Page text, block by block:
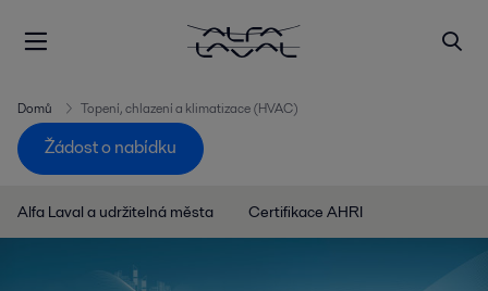
Domů Topení, chlazení a klimatizace (HVAC)
Žádost o nabídku
Alfa Laval a udržitelná města Certifikace AHRI